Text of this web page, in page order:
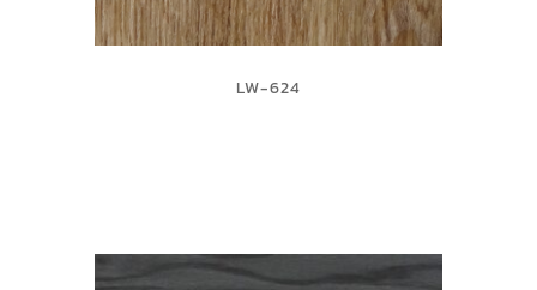
LW-624